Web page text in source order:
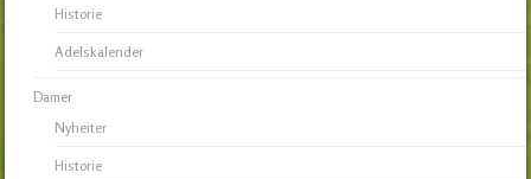
Historie
Adelskalender
Damer
Nyheiter
Historie